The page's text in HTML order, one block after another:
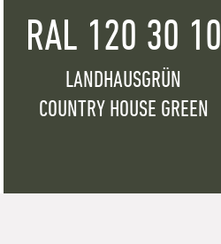
RAL 120 30 10
LANDHAUSGRÜN
COUNTRY HOUSE GREEN